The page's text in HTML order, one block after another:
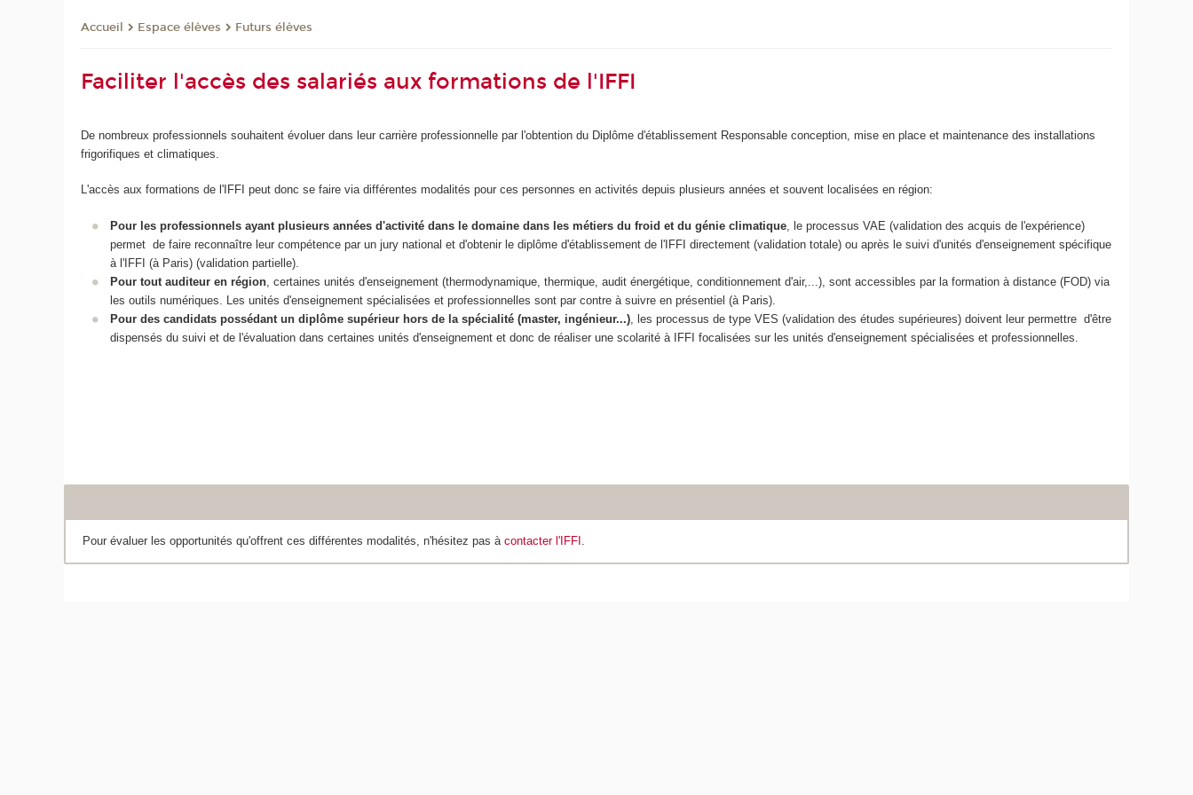
Accueil Espace élèves Futurs élèves
Faciliter l'accès des salariés aux formations de l'IFFI
De nombreux professionnels souhaitent évoluer dans leur carrière professionnelle par l'obtention du Diplôme d'établissement Responsable conception, mise en place et maintenance des installations
frigorifiques et climatiques.
L'accès aux formations de l'IFFI peut donc se faire via différentes modalités pour ces personnes en activités depuis plusieurs années et souvent localisées en région:
Pour les professionnels ayant plusieurs années d'activité dans le domaine dans les métiers du froid et du génie climatique, le processus VAE (validation des acquis de l'expérience)
permet de faire reconnaître leur compétence par un jury national et d'obtenir le diplôme d'établissement de l'IFFI directement (validation totale) ou après le suivi d'unités d'enseignement spécifique
à l'IFFI (à Paris) (validation partielle).
Pour tout auditeur en région, certaines unités d'enseignement (thermodynamique, thermique, audit énergétique, conditionnement d'air,...), sont accessibles par la formation à distance (FOD) via
les outils numériques. Les unités d'enseignement spécialisées et professionnelles sont par contre à suivre en présentiel (à Paris).
Pour des candidats possédant un diplôme supérieur hors de la spécialité (master, ingénieur...), les processus de type VES (validation des études supérieures) doivent leur permettre d'être
dispensés du suivi et de l'évaluation dans certaines unités d'enseignement et donc de réaliser une scolarité à IFFI focalisées sur les unités d'enseignement spécialisées et professionnelles.
Pour évaluer les opportunités qu'offrent ces différentes modalités, n'hésitez pas àcontacter l'IFFI .